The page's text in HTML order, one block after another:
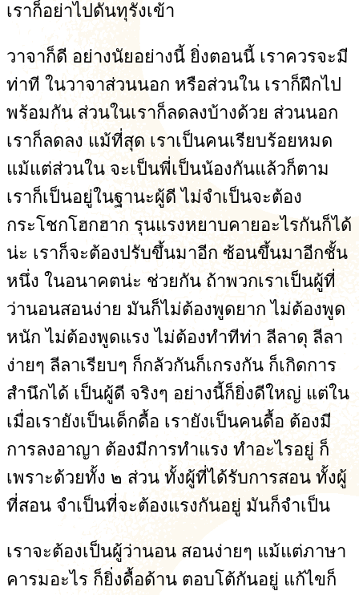
เราก็อย่าไปดันทุรังเข้า
วาจาก็ดี อย่างนัยอย่างนี้ ยิ่งตอนนี้ เราควรจะมี
ท่าที ในวาจาส่วนนอก หรือส่วนใน เราก็ฝึกไป
พร้อมกัน ส่วนในเราก็ลดลงบ้างด้วย ส่วนนอก
เราก็ลดลง แม้ที่สุด เราเป็นคนเรียบร้อยหมด
แม้แต่ส่วนใน จะเป็นพี่เป็นน้องกันแล้วก็ตาม
เราก็เป็นอยู่ในฐานะผู้ดี ไม่จำเป็นจะต้อง
กระโชกโฮกฮาก รุนแรงหยาบคายอะไรกันก็ได้
น่ะ เราก็จะต้องปรับขึ้นมาอีก ซ้อนขึ้นมาอีกชั้น
หนึ่ง ในอนาคตน่ะ ช่วยกัน ถ้าพวกเราเป็นผู้ที่
ว่านอนสอนง่าย มันก็ไม่ต้องพูดยาก ไม่ต้องพูด
หนัก ไม่ต้องพูดแรง ไม่ต้องทำทีท่า ลีลาดุ ลีลา
ง่ายๆ ลีลาเรียบๆ ก็กลัวกันก็เกรงกัน ก็เกิดการ
สำนึกได้ เป็นผู้ดี จริงๆ อย่างนี้ก็ยิ่งดีใหญ่ แต่ใน
เมื่อเรายังเป็นเด็กดื้อ เรายังเป็นคนดื้อ ต้องมี
การลงอาญา ต้องมีการทำแรง ทำอะไรอยู่ ก็
เพราะด้วยทั้ง ๒ ส่วน ทั้งผู้ที่ได้รับการสอน ทั้งผู้
ที่สอน จำเป็นที่จะต้องแรงกันอยู่ มันก็จำเป็น
เราจะต้องเป็นผู้ว่านอน สอนง่ายๆ แม้แต่ภาษา
คารมอะไร ก็ยิ่งดื้อด้าน ตอบโต้กันอยู่ แก้ไขก็